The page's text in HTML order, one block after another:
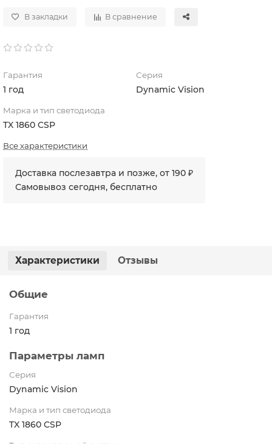
В закладки В сравнение
Гарантия
1 год
Серия
Dynamic Vision
Марка и тип светодиода
TX 1860 CSP
Все характеристики
Доставка послезавтра и позже, от 190 ₽
Самовывоз сегодня, бесплатно
Характеристики Отзывы
Общие
Гарантия
1 год
Параметры ламп
Серия
Dynamic Vision
Марка и тип светодиода
TX 1860 CSP